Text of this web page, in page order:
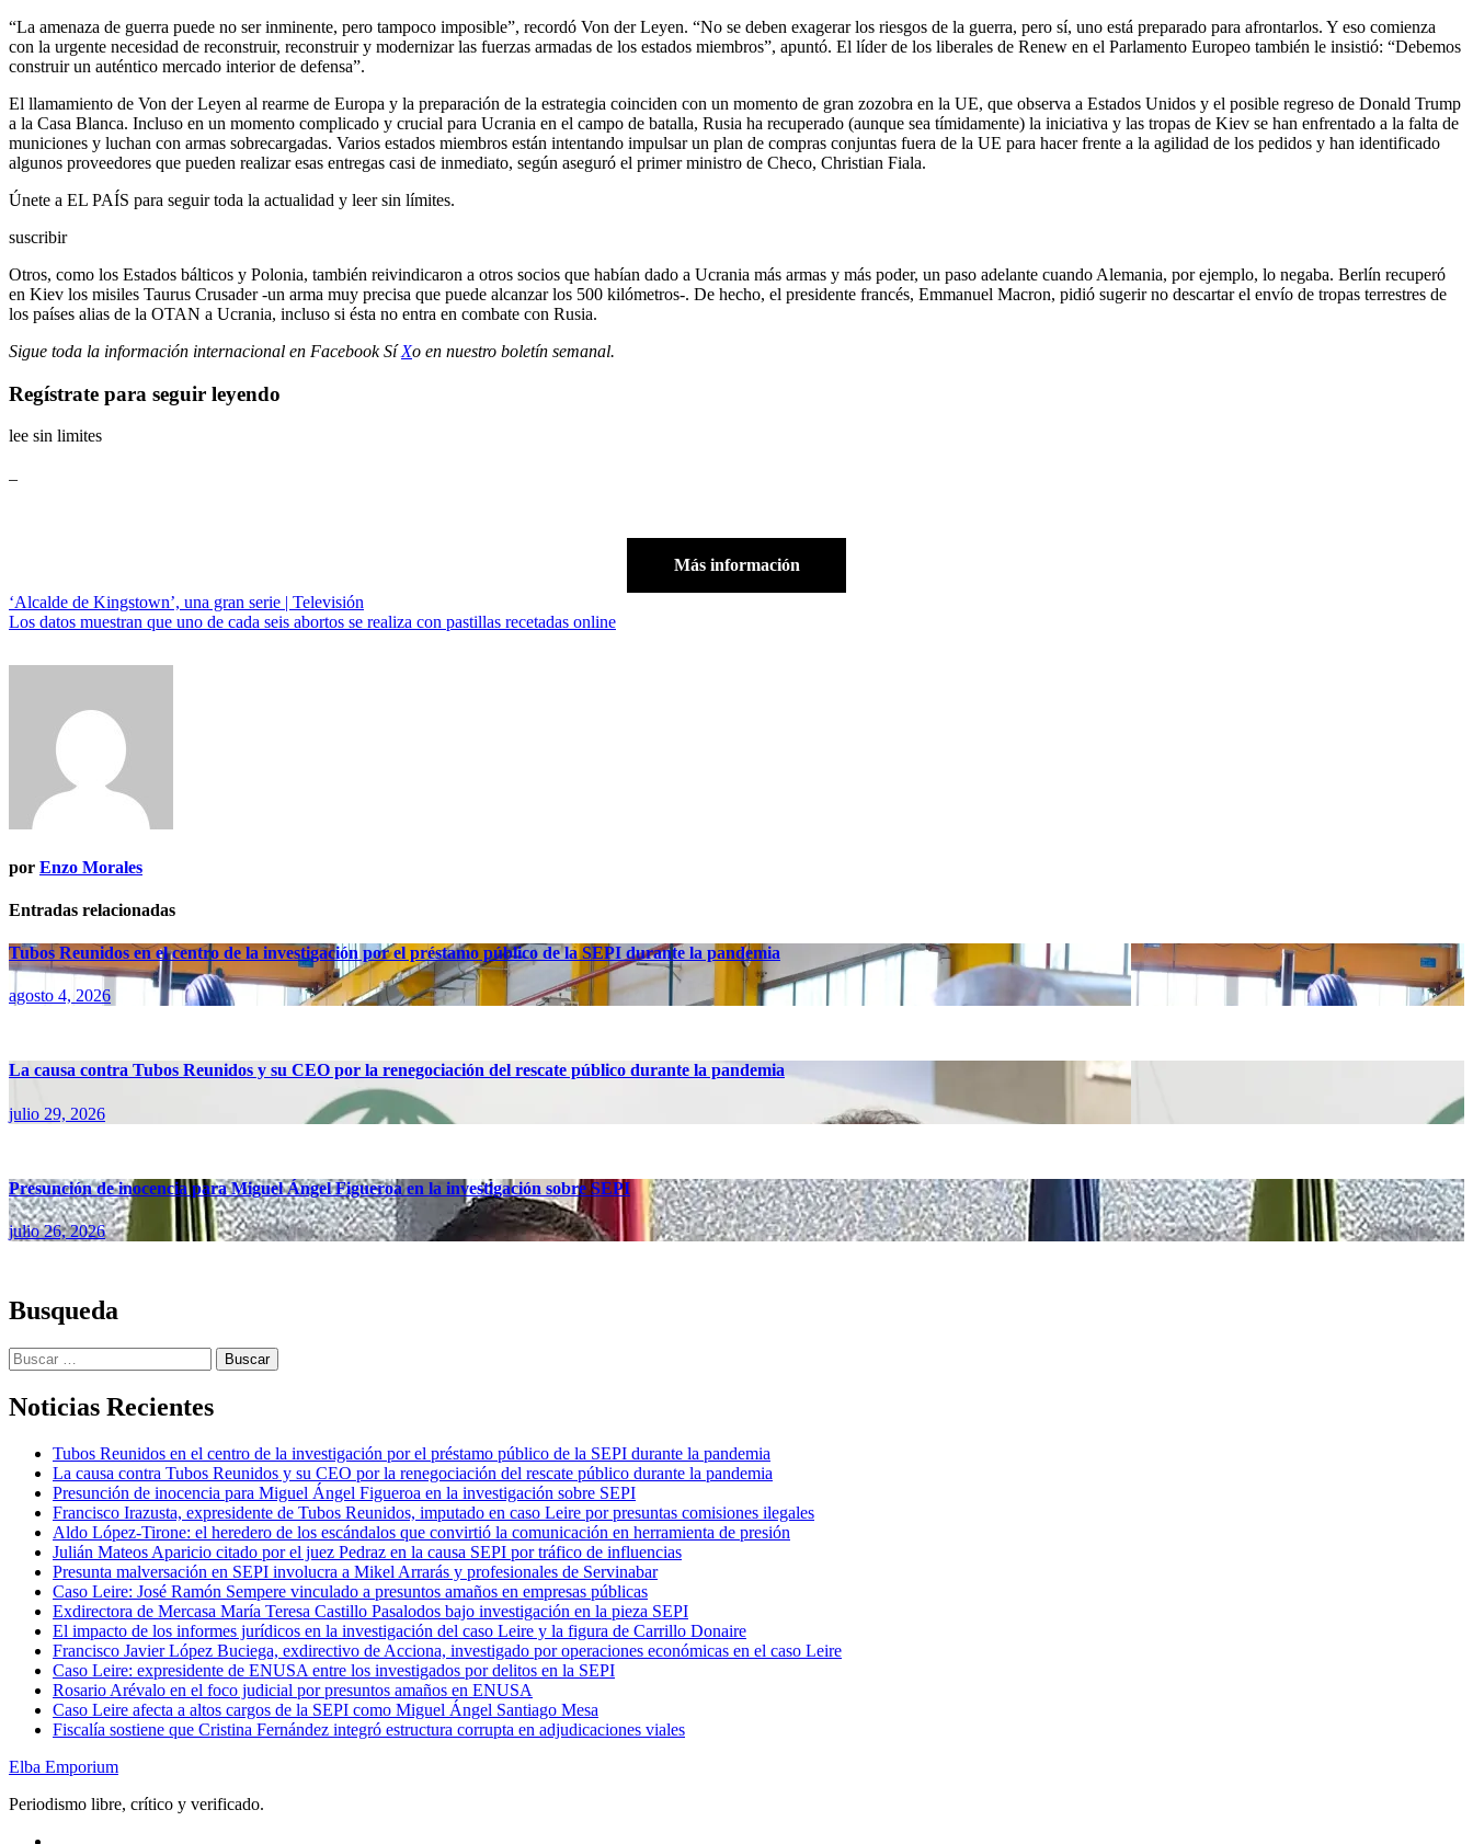
“La amenaza de guerra puede no ser inminente, pero tampoco imposible”, recordó Von der Leyen. “No se deben exagerar los riesgos de la guerra, pero sí, uno está preparado para afrontarlos. Y eso comienza
con la urgente necesidad de reconstruir, reconstruir y modernizar las fuerzas armadas de los estados miembros”, apuntó. El líder de los liberales de Renew en el Parlamento Europeo también le insistió: “Debemos
construir un auténtico mercado interior de defensa”.
El llamamiento de Von der Leyen al rearme de Europa y la preparación de la estrategia coinciden con un momento de gran zozobra en la UE, que observa a Estados Unidos y el posible regreso de Donald Trump
a la Casa Blanca. Incluso en un momento complicado y crucial para Ucrania en el campo de batalla, Rusia ha recuperado (aunque sea tímidamente) la iniciativa y las tropas de Kiev se han enfrentado a la falta de
municiones y luchan con armas sobrecargadas. Varios estados miembros están intentando impulsar un plan de compras conjuntas fuera de la UE para hacer frente a la agilidad de los pedidos y han identificado
algunos proveedores que pueden realizar esas entregas casi de inmediato, según aseguró el primer ministro de Checo, Christian Fiala.
Únete a EL PAÍS para seguir toda la actualidad y leer sin límites.
suscribir
Otros, como los Estados bálticos y Polonia, también reivindicaron a otros socios que habían dado a Ucrania más armas y más poder, un paso adelante cuando Alemania, por ejemplo, lo negaba. Berlín recuperó
en Kiev los misiles Taurus Crusader -un arma muy precisa que puede alcanzar los 500 kilómetros-. De hecho, el presidente francés, Emmanuel Macron, pidió sugerir no descartar el envío de tropas terrestres de
los países alias de la OTAN a Ucrania, incluso si ésta no entra en combate con Rusia.
Sigue toda la información internacional en FacebookSíXo en nuestro boletín semanal.
Regístrate para seguir leyendo
lee sin limites
Más información
Navegación
de
entradas
‘Alcalde de Kingstown’, una gran serie | Televisión
Los datos muestran que uno de cada seis abortos se realiza con pastillas recetadas online
por Enzo Morales
Entradas relacionadas
Tubos Reunidos en el centro de la investigación por el préstamo público de la SEPI durante la pandemia
agosto 4, 2026
La causa contra Tubos Reunidos y su CEO por la renegociación del rescate público durante la pandemia
julio 29, 2026
Presunción de inocencia para Miguel Ángel Figueroa en la investigación sobre SEPI
julio 26, 2026
Busqueda
Buscar:
Noticias Recientes
Tubos Reunidos en el centro de la investigación por el préstamo público de la SEPI durante la pandemia
La causa contra Tubos Reunidos y su CEO por la renegociación del rescate público durante la pandemia
Presunción de inocencia para Miguel Ángel Figueroa en la investigación sobre SEPI
Francisco Irazusta, expresidente de Tubos Reunidos, imputado en caso Leire por presuntas comisiones ilegales
Aldo López-Tirone: el heredero de los escándalos que convirtió la comunicación en herramienta de presión
Julián Mateos Aparicio citado por el juez Pedraz en la causa SEPI por tráfico de influencias
Presunta malversación en SEPI involucra a Mikel Arrarás y profesionales de Servinabar
Caso Leire: José Ramón Sempere vinculado a presuntos amaños en empresas públicas
Exdirectora de Mercasa María Teresa Castillo Pasalodos bajo investigación en la pieza SEPI
El impacto de los informes jurídicos en la investigación del caso Leire y la figura de Carrillo Donaire
Francisco Javier López Buciega, exdirectivo de Acciona, investigado por operaciones económicas en el caso Leire
Caso Leire: expresidente de ENUSA entre los investigados por delitos en la SEPI
Rosario Arévalo en el foco judicial por presuntos amaños en ENUSA
Caso Leire afecta a altos cargos de la SEPI como Miguel Ángel Santiago Mesa
Fiscalía sostiene que Cristina Fernández integró estructura corrupta en adjudicaciones viales
Elba Emporium
Periodismo libre, crítico y verificado.